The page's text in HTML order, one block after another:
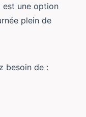
est une option
plein de
besoin de :